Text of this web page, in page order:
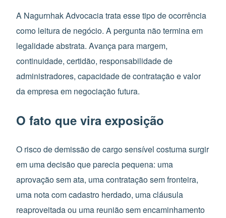
A Nagurnhak Advocacia trata esse tipo de ocorrência
como leitura de negócio. A pergunta não termina em
legalidade abstrata. Avança para margem,
continuidade, certidão, responsabilidade de
administradores, capacidade de contratação e valor
da empresa em negociação futura.
O fato que vira exposição
O risco de demissão de cargo sensível costuma surgir
em uma decisão que parecia pequena: uma
aprovação sem ata, uma contratação sem fronteira,
uma nota com cadastro herdado, uma cláusula
reaproveitada ou uma reunião sem encaminhamento